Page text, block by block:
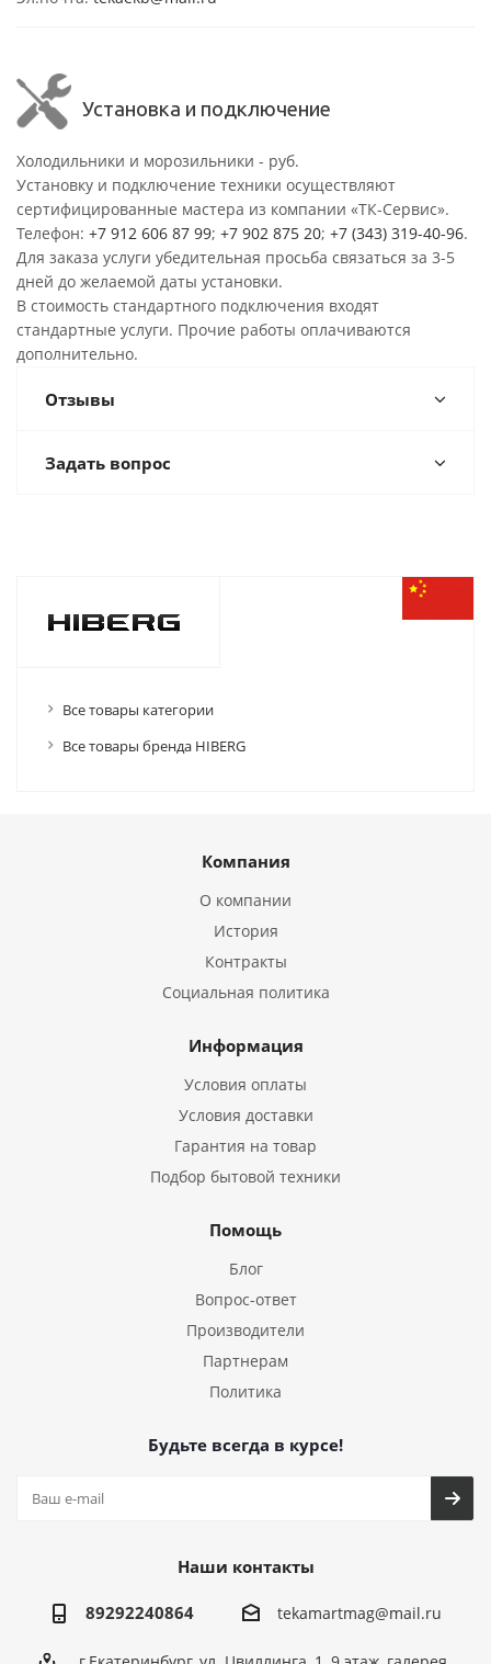
Установка и подключение
Холодильники и морозильники - руб.
Установку и подключение техники осуществляют
сертифицированные мастера из компании «ТК-Сервис».
Телефон: +7 912 606 87 99; +7 902 875 20; +7 (343) 319-40-96.
Для заказа услуги убедительная просьба связаться за 3-5
дней до желаемой даты установки.
В стоимость стандартного подключения входят
стандартные услуги. Прочие работы оплачиваются
дополнительно.
Отзывы
Задать вопрос
Все товары категории
Все товары бренда HIBERG
Компания
О компании
История
Контракты
Социальная политика
Информация
Условия оплаты
Условия доставки
Гарантия на товар
Подбор бытовой техники
Помощь
Блог
Вопрос-ответ
Производители
Партнерам
Политика
Будьте всегда в курсе!
Наши контакты
89292240864 tekamartmag@mail.ru